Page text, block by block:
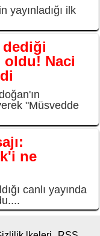
yayınladığı ilk
dediği
oldu! Naci
"Müsvedde
ne
canlı yayında